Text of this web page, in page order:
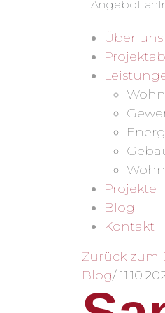
Angebot
Über uns
Projekte
Blog
Kontakt
Zurück zum
Blog/